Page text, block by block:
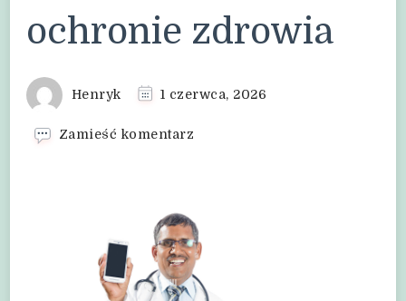
ochronie zdrowia
Henryk 1 czerwca, 2026
Zamieść komentarz
ochronie
zdrowia